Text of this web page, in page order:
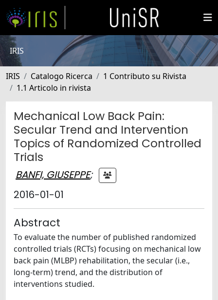
IRIS
IRIS Catalogo Ricerca
1 Contributo su Rivista
1.1 Articolo in rivista
Mechanical Low Back Pain:
Secular Trend and Intervention
Topics of Randomized Controlled
Trials
BANFI, GIUSEPPE;
2016-01-01
Abstract
To evaluate the number of published randomized
controlled trials (RCTs) focusing on mechanical low
back pain (MLBP) rehabilitation, the secular (i.e.,
long-term) trend, and the distribution of
interventions studied.